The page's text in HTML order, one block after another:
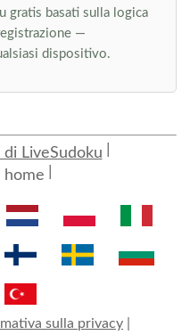
gratis basati sulla logica
—
dispositivo.
LiveSudoku
home
sulla privacy